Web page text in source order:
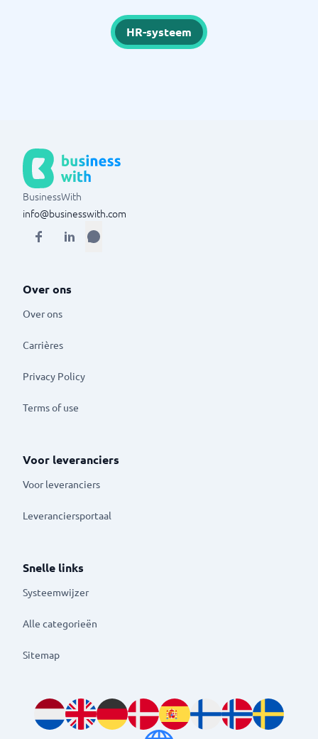
HR-systeem
BusinessWith
info@businesswith.com
Over ons
Over ons
Carrières
Privacy Policy
Terms of use
Voor leveranciers
Voor leveranciers
Leveranciersportaal
Snelle links
Systeemwijzer
Alle categorieën
Sitemap